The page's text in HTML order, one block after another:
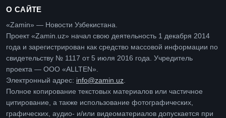
О САЙТЕ
«Zamin» — Новости Узбекистана.
Проект «Zamin.uz» начал свою деятельность 1 декабря 2014
года и зарегистрирован как средство массовой информации по
свидетельству № 1117 от 5 июля 2016 года. Учредитель
проекта — ООО «ALLTEN».
Электронный адрес: info@zamin.uz
Полное копирование текстовых материалов или частичное
цитирование, а также использование фотографических,
графических, аудио- и/или видеоматериалов допускается при